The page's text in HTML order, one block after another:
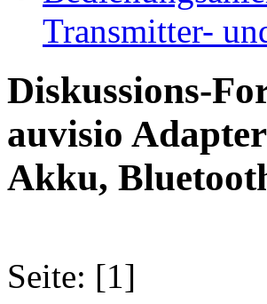
Transmitter-
Diskussions-
auvisio
Akku,
Seite: [1]